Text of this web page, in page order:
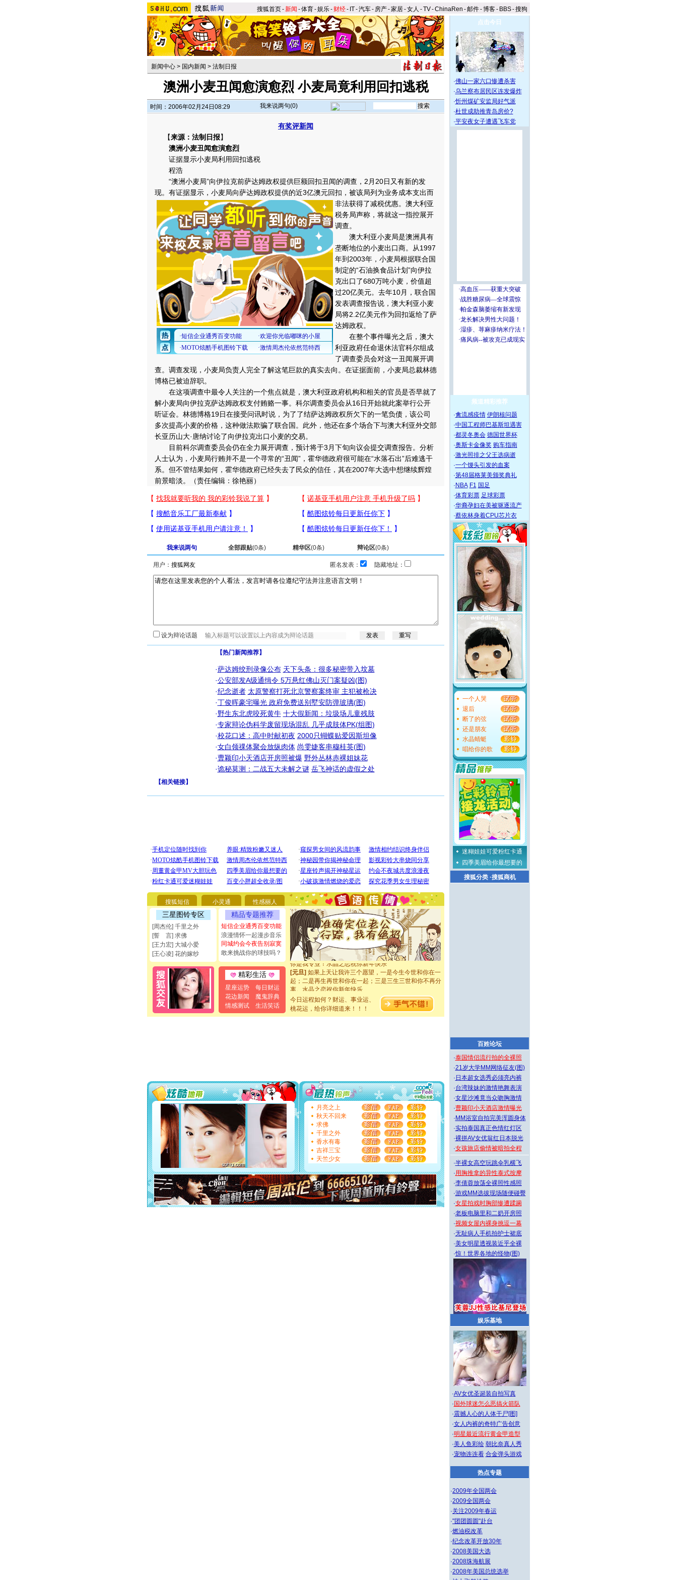
搜狐首页-新闻 -体育-娱乐- 财经- IT-汽车- 房产-家居-女人 -TV-ChinaRen -邮件-博客- BBS-搜狗
新闻中心 > 国内新闻 > 法制日报
澳洲小麦丑闻愈演愈烈 小麦局竟利用回扣逃税
时间：2006年02月24日08:29 我来说两句(0)
有奖评新闻
【来源：法制日报】
澳洲小麦丑闻愈演愈烈
证据显示小麦局利用回扣逃税
程浩
“澳洲小麦局”向伊拉克前萨达姆政权提供巨额回扣丑闻的调查，2月20日又有新的发
现。有证据显示，小麦局向萨达姆政权提供的近3亿澳元回扣，被该局列为业务成本支出而
非法获得了减税优惠。 澳大利亚
税务局声称，将就这一指控展开
调查。
澳大利亚小麦局是澳洲具有
垄断地位的小麦出口商。从1997
年到2003年，小麦局根据联合国
制定的“石油换食品计划”向伊拉
克出口了680万吨小麦，价值超
过20亿美元。去年10月，联合国
发表调查报告说，澳大利亚小麦
局将2.2亿美元作为回扣返给了萨
达姆政权。
在整个事件曝光之后，澳大
利亚政府任命退休法官科尔组成
了调查委员会对这一丑闻展开调
查。调查发现，小麦局负责人完全了解这笔巨款的真实去向。在证据面前，小麦局总裁林德
博格已被迫辞职。
在这项调查中最令人关注的一个焦点就是，澳大利亚政府机构和相关的官员是否早就了
解小麦局向伊拉克萨达姆政权支付贿赂一事。科尔调查委员会从16日开始就此案举行公开
听证会。林德博格19日在接受问讯时说，为了了结萨达姆政权所欠下的一笔负债，该公司
多次提高小麦的价格，这种做法欺骗了联合国。此外，他还在多个场合下与澳大利亚外交部
长亚历山大·唐纳讨论了向伊拉克出口小麦的交易。
目前科尔调查委员会仍在全力展开调查，预计将于3月下旬向议会提交调查报告。分析
人士认为，小麦局行贿并不是一个寻常的“丑闻”，霍华德政府很可能在“水落石出”后难逃干
系。但不管结果如何，霍华德政府已经失去了民众的信任，其在2007年大选中想继续辉煌
前景暗淡。（责任编辑：徐艳丽）
我来说两句 全部跟贴(0条) 精华区(0条) 辩论区(0条)
用户： 匿名发表： 隐藏地址：
设为辩论话题
【热门新闻推荐】
·萨达姆绞刑录像公布 天下头条：很多秘密带入坟墓
·公安部发A级通缉令 5万悬红佛山灭门案疑凶(图)
·纪念逝者 太原警察打死北京警察案终审 主犯被枪决
·丁俊晖豪宅曝光 政府免费送别墅安防弹玻璃(图)
·野生东北虎咬死黄牛 十大假新闻：垃圾场儿童残肢
·专家辩论伪科学废留现场混乱 几乎成肢体PK(组图)
·校花口述：高中时献初夜 2000只蝴蝶贴爱因斯坦像
·女白领祼体聚会放纵肉体 尚雯婕客串穆桂英(图)
·曹颖印小天酒店开房照被爆 野外丛林赤裸姐妹花
·诡秘莫测：二战五大未解之谜 岳飞神话的虚假之处
【相关链接】
搜狐短信 小灵通 性感丽人
三星图铃专区
[周杰伦] 千里之外
[誓 言] 求佛
[王力宏] 大城小爱
[王心凌] 花的嫁纱
精品专题推荐
短信企业通秀百变功能
浪漫情怀一起漫步音乐
同城约会今夜告别寂寞
敢来挑战你的球技吗？
精彩生活
星座运势
每日财运
花边新闻
魔鬼辞典
情感测试
生活笑话
[圣诞节]圣诞节到了，想想没什么送给你的，又不打算给
你太多，只有给你五千万：千万快乐！千万要健康！千万
[圣诞节] 不只这样的日子才会想起你,而是这样的日子才
能正大光明地骚扰你,告诉你,圣诞要快乐!新年要快乐!天天
都要快乐噢!
[圣诞节]奉上一颗祝福的心,在这个特别的日子里,愿幸福,
如意,快乐,鲜花,一切美好的祝愿与你同在.圣诞快乐!
[元旦]看到你我会触电；看不到你我要充电；没有你我会
断电。爱你是我职业，想你是我事业，抱你是我特长，吻
你是我专业！水晶之恋祝你新年快乐
[元旦]如果上天让我许三个愿望，一是今生今世和你在一
起；二是再生再世和你在一起；三是三生三世和你不再分
离。水晶之恋祝你新年快乐
[元旦]当我狠下心扭头离去那一刻，你在我身后无助地哭
泣，这痛楚让我明白我多么爱你。我转身抱住你：这猪不
卖了。水晶之恋祝你新年快乐。
[春节]风柔雨润好月圆，半岛铁盒伴身边，每日尽显开心
要平安！千万要知足！千万不要忘记我！
[圣诞节]不只这样的日子才会想起你,而是这样的日子才
能正大光明地骚扰你,告诉你,圣诞要快乐!新年要快乐!天天
都要快乐噢!
[圣诞节]
奉上一颗祝福的心,在这个特别的日子里,愿幸福,
如意,快乐,鲜花,一切美好的祝愿与你同在.圣诞快乐!
[元旦]
看到你我会触电；看不到你我要充电；没有你我会
断电。爱你是我职业，想你是我事业，抱你是我特长，吻
你是我专业！水晶之恋祝你新年快乐
[元旦] 如果上天让我许三个愿望，一是今生今世和你在一
起；二是再生再世和你在一起；三是三生三世和你不再分
离。水晶之恋祝你新年快乐
[元旦]当我狠下心扭头离去那一刻，你在我身后无助地哭
泣，这痛楚让我明白我多么爱你。我转身抱住你：这猪不
卖了。水晶之恋祝你新年快乐。
今日运程如何？财运、事业运、
桃花运，给你详细道来！！！
月亮之上
秋天不回来
求佛
千里之外
香水有毒
吉祥三宝
天竺少女
点击今日
·佛山一家六口惨遭杀害
·乌兰察布居民区连发爆炸
·忻州煤矿安监局好气派
·杜世成助推青岛房价?
·平安夜女子遭遇飞车党
频道精彩推荐
·禽流感疫情 伊朗核问题
·中国工程师巴基斯坦遇害
·都灵冬奥会 德国世界杯
·奥斯卡金像奖 购车指南
·激光照排之父王选病逝
·一个馒头引发的血案
·第48届格莱美颁奖典礼
· NBA F1 国足
·体育彩票 足球彩票
·华裔孕妇在美被驱逐流产
·蔡依林身着CPU芯片衣
一个人哭
退后
断了的弦
还是朋友
水晶蜻蜓
唱给你的歌
迷糊娃娃可爱粉红卡通
四季美眉给你最想要的
搜狐分类·搜狐商机
百姓论坛
·泰国情侣流行拍的全裸照
·21岁大学MM网络征友(图)
· 日本超女选秀必须亮内裤
·台湾辣妹的激情艳舞表演
·女星沙滩竟当众吻胸激情
·曹颖印小天酒店激情曝光
· MM浴室自拍完美浑圆身体
·实拍泰国真正色情红灯区
·裸拼AV女优翁红日本脱光
·女孩旅店偷情被暗拍全程
·半裸女高空玩跳伞乳横飞
·用胸推拿的异性泰式按摩
·李倩蓉放荡全裸照性感照
·游戏MM选拔现场随便碰臀
·女星拍戏时胸部惨遭蹂躏
·老板电脑里和二奶开房照
·视频女屋内裸身挑逗一幕
·无耻病人手机拍护士裙底
·美女明星透视装近乎全裸
·惊！世界各地的怪物(图)
娱乐基地
·AV女优圣诞装自拍写真
· 国外球迷怎么恶搞火箭队
·震撼人心的人体干尸[图]
·女人内裤的奇特广告创意
·明星最近流行黄金甲造型
·美人鱼彩绘 朝比奈真人秀
·宠物连连看 合金弹头游戏
热点专题
·2009年全国两会
·2009全国两会
·关注2009年春运
·"团团圆圆"赴台
·燃油税改革
·纪念改革开放30年
·2008美国大选
·2008珠海航展
·2008年美国总统选举